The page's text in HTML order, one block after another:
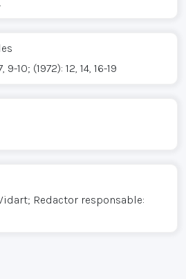
9-10; (1972): 12, 14, 16-19
Redactor responsable: